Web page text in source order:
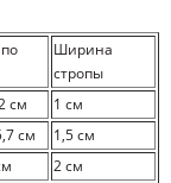
Ширина
стропы
см
1 см
см
1,5 см
2 см